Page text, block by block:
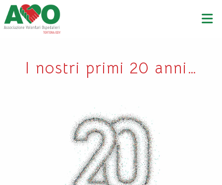
I nostri primi 20 anni…